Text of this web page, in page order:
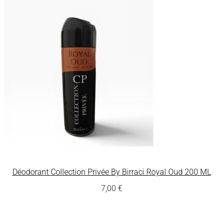
Déodorant Collection Privée By Birraci Royal Oud 200 ML
7,00 €